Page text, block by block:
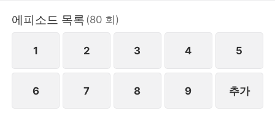
에피소드 목록 (80 회)
1 2 3 4 5
6 7 8 9 추가